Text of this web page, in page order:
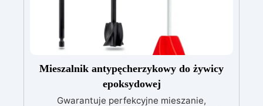
Mieszalnik antypęcherzykowy do żywicy
epoksydowej
Gwarantuje perfekcyjne mieszanie,